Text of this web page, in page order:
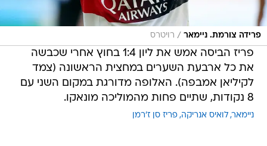
פרידה צורמת. ניימאר / רויטרס
פריז הביסה אמש את ליון 1:4 בחוץ אחרי שכבשה
את כל ארבעת השערים במחצית הראשונה (צמד
לקיליאן אמבפה). האלופה מדורגת במקום השני עם
8 נקודות, שתיים פחות מהמוליכה מונאקו.
ניימאר לואיס אנריקה פריז סן ז'רמן